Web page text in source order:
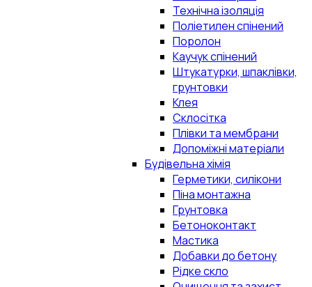
Технічна ізоляція
Поліетилен спінений
Поролон
Каучук спінений
Штукатурки, шпаклівки,
грунтовки
Клея
Склосітка
Плівки та мембрани
Допоміжні матеріали
Будівельна хімія
Герметики, силікони
Піна монтажна
Грунтовка
Бетоноконтакт
Мастика
Добавки до бетону
Рідке скло